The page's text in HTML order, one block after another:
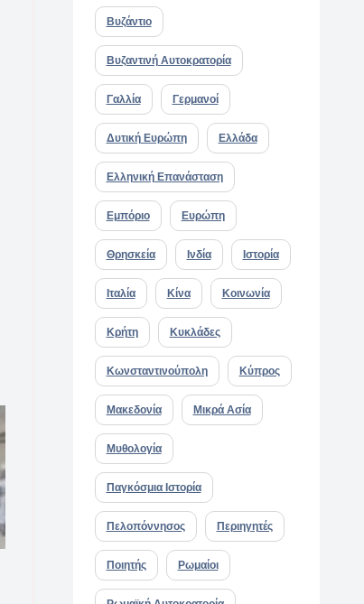
Βυζάντιο
Βυζαντινή Αυτοκρατορία
Γαλλία Γερμανοί
Δυτική Ευρώπη Ελλάδα
Ελληνική Επανάσταση
Εμπόριο Ευρώπη
Θρησκεία Ινδία Ιστορία
Ιταλία Κίνα Κοινωνία
Κρήτη Κυκλάδες
Κωνσταντινούπολη Κύπρος
Μακεδονία Μικρά Ασία
Μυθολογία
Παγκόσμια Ιστορία
Πελοπόννησος Περιηγητές
Ποιητής Ρωμαίοι